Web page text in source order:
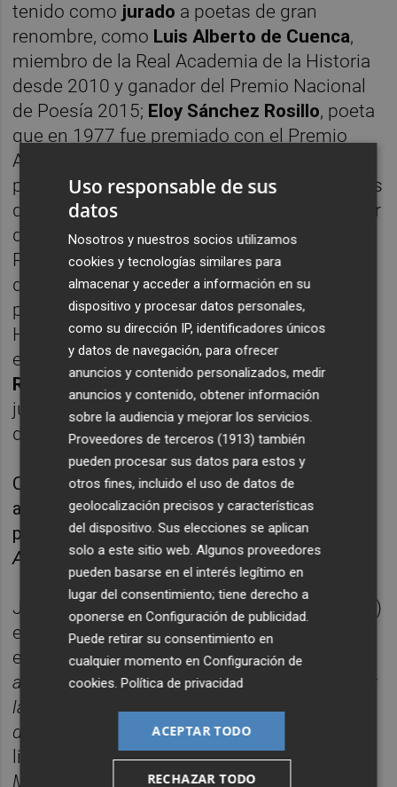
tenido como jurado a poetas de gran
renombre, como Luis Alberto de Cuenca,
miembro de la Real Academia de la Historia
desde 2010 y ganador del Premio Nacional
de Poesía 2015; Eloy Sánchez Rosillo, poeta
que en 1977 fue premiado con el Premio
Adonáis;
poeta que en 1980 obtuvo el Premio Adonáis
de Poesía;Vicente Gallego Barrado
, ganador
del Premio Loewe de Poesía 2001 y del XVIII
Premio Internacional de Poesía Generación
del 27, 2015; yAda Salas, ganadora de los
premios Juan Manuel Rozas (1988) e
Hiperión (1994), entre otros; además del
escritor y editor de Pre-textos Manuel
Ramírez Giménez. Como secretario del
jurado ejerce José Macián Montesinos
director de la Universidad Popular.
Cabe destacar que Daniel Cotta, hermano del
autor ganador de esta edición, se hizo con el
primer premio del concurso en 2019 con
Alpinistas de marte.
Jesús Cotta Lobato
(Cártama, Málaga, 1967)
es profesor de latín y griego y un prolífico
escritor, autor de tres ensayos:Topicario. Y
arpones contra el pensamiento simple, Ulises y
las sirenas, El dilema de la infidelidad, Manual
de ayuda contra los libros de autoayuda
libros de poesía:A merced de los pájaros,
Menos la luna y yo, Niños al hombro
Uso responsable de sus
datos
Nosotros y nuestros socios utilizamos
cookies y tecnologías similares para
almacenar y acceder a información en su
dispositivo y procesar datos personales,
como su dirección IP, identificadores únicos
y datos de navegación, para ofrecer
anuncios y contenido personalizados, medir
anuncios y contenido, obtener información
sobre la audiencia y mejorar los servicios.
Proveedores de terceros (1913) también
pueden procesar sus datos para estos y
otros fines, incluido el uso de datos de
geolocalización precisos y características
del dispositivo. Sus elecciones se aplican
solo a este sitio web. Algunos proveedores
pueden basarse en el interés legítimo en
lugar del consentimiento; tiene derecho a
oponerse enConfiguración de publicidad
Puede retirar su consentimiento en
cualquier momento enConfiguración de
cookies .Política de privacidad
ACEPTAR TODO
RECHAZAR TODO